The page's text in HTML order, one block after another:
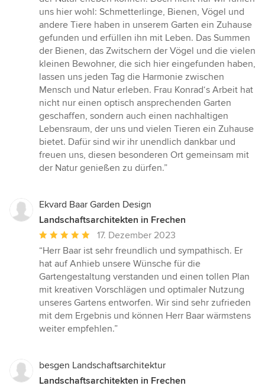
uns hier wohl: Schmetterlinge, Bienen, Vögel und
andere Tiere haben in unserem Garten ein Zuhause
gefunden und erfüllen ihn mit Leben. Das Summen
der Bienen, das Zwitschern der Vögel und die vielen
kleinen Bewohner, die sich hier eingefunden haben,
lassen uns jeden Tag die Harmonie zwischen
Mensch und Natur erleben. Frau Konrad‘s Arbeit hat
nicht nur einen optisch ansprechenden Garten
geschaffen, sondern auch einen nachhaltigen
Lebensraum, der uns und vielen Tieren ein Zuhause
bietet. Dafür sind wir ihr unendlich dankbar und
freuen uns, diesen besonderen Ort gemeinsam mit
der Natur genießen zu dürfen.”
Ekvard Baar Garden Design
Landschaftsarchitekten in Frechen
Durchschnittliche
Bewertung:
5
von
5
Sternen
17. Dezember 2023
“Herr Baar ist sehr freundlich und sympathisch. Er
hat auf Anhieb unsere Wünsche für die
Gartengestaltung verstanden und einen tollen Plan
mit kreativen Vorschlägen und optimaler Nutzung
unseres Gartens entworfen. Wir sind sehr zufrieden
mit dem Ergebnis und können Herr Baar wärmstens
weiter empfehlen.”
besgen Landschaftsarchitektur
Landschaftsarchitekten in Frechen